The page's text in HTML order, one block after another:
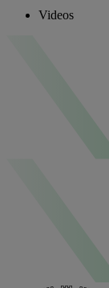
Videos